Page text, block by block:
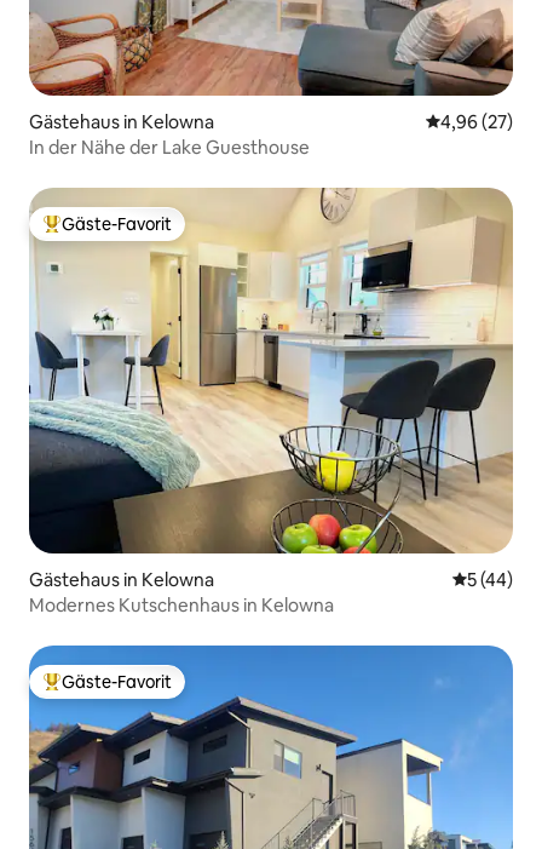
Gästehaus in Kelowna
4,96 (27)
In der Nähe der Lake Guesthouse
Beliebter Gäste-Favorit.
Gäste-Favorit
Gästehaus in Kelowna
5 (44)
Modernes Kutschenhaus in Kelowna
Beliebter Gäste-Favorit.
Gäste-Favorit